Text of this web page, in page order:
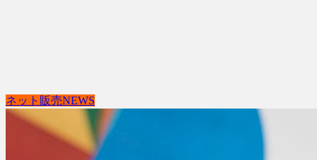
ネット販売NEWS